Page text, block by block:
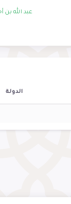
عبد الله
الدولة